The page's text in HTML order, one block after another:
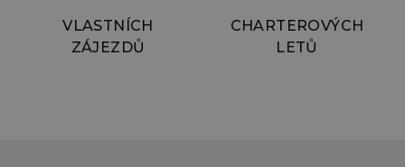
VLASTNÍCH
ZÁJEZDŮ
CHARTEROVÝCH
LETŮ